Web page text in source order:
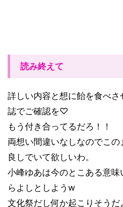
読み終えて
詳しい内容と想に飴を食べ
誌でご確認を♡
もう付き合ってるだろ！！
両想い間違いなしなのでこ
良しでいて欲しいわ。
小峰ゆあは今のとこある意
らよしとしようw
文化祭だし何か起こりそうだ